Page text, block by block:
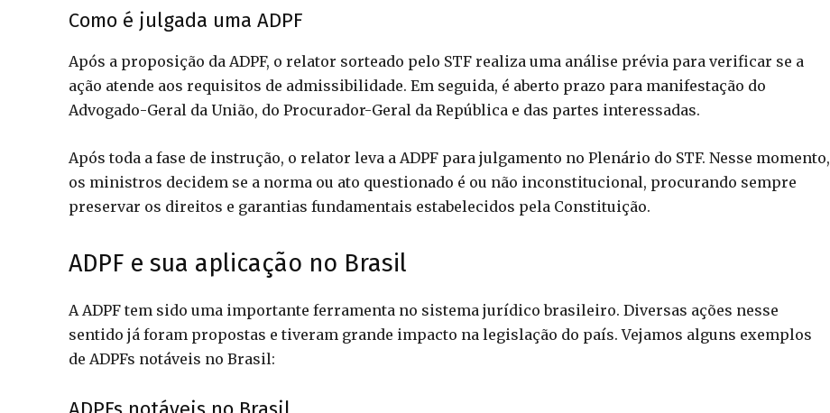
Como é julgada uma ADPF
Após a proposição da ADPF, o relator sorteado pelo STF realiza uma análise prévia para verificar se a
ação atende aos requisitos de admissibilidade. Em seguida, é aberto prazo para manifestação do
Advogado-Geral da União, do Procurador-Geral da República e das partes interessadas.
Após toda a fase de instrução, o relator leva a ADPF para julgamento no Plenário do STF. Nesse momento,
os ministros decidem se a norma ou ato questionado é ou não inconstitucional, procurando sempre
preservar os direitos e garantias fundamentais estabelecidos pela Constituição.
ADPF e sua aplicação no Brasil
A ADPF tem sido uma importante ferramenta no sistema jurídico brasileiro. Diversas ações nesse
sentido já foram propostas e tiveram grande impacto na legislação do país. Vejamos alguns exemplos
de ADPFs notáveis no Brasil: